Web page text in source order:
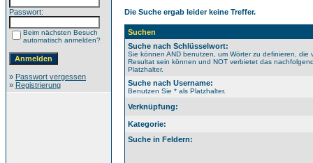
Passwort:
Beim nächsten Besuch
automatisch anmelden?
» Passwort vergessen
» Registrierung
Die Suche ergab leider keine Treffer.
Suchen
Suche nach Schlüsselwort:
Sie können AND benutzen, um Wörter zu definieren, die
Resultat sein können und NOT verbietet das
Platzhalter.
Suche nach Username:
Benutzen Sie * als Platzhalter.
Verknüpfung:
Kategorie:
Suche in Feldern: